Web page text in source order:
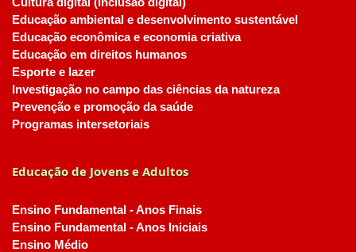
Educação ambiental e desenvolvimento sustentável
Educação econômica e economia criativa
Educação em direitos humanos
Esporte e lazer
Investigação no campo das ciências da natureza
Prevenção e promoção da saúde
Programas intersetoriais
Educação de Jovens e Adultos
Ensino Fundamental - Anos Finais
Ensino Fundamental - Anos Iniciais
Ensino Médio